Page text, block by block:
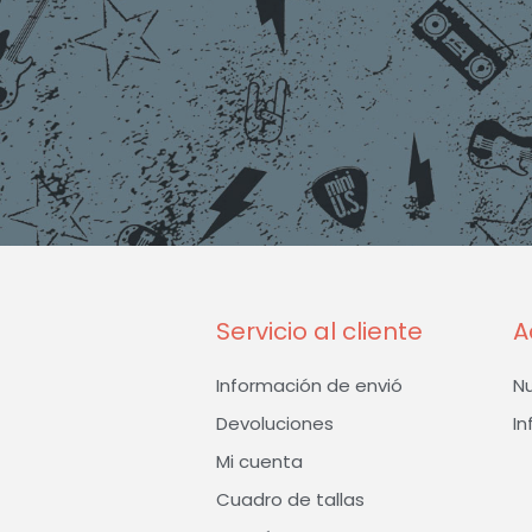
Servicio al cliente
Información de envió
Devoluciones
Mi cuenta
Cuadro de tallas